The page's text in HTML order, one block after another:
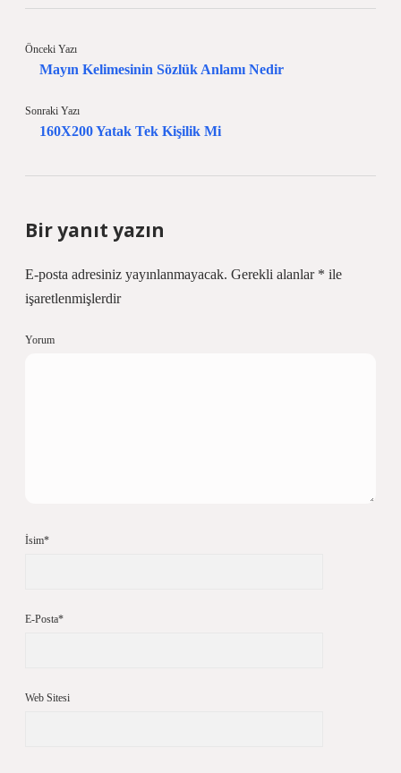
Önceki Yazı
Mayın Kelimesinin Sözlük Anlamı Nedir
Sonraki Yazı
160X200 Yatak Tek Kişilik Mi
Bir yanıt yazın
E-posta adresiniz yayınlanmayacak. Gerekli alanlar * ile
işaretlenmişlerdir
Yorum
İsim*
E-Posta*
Web Sitesi